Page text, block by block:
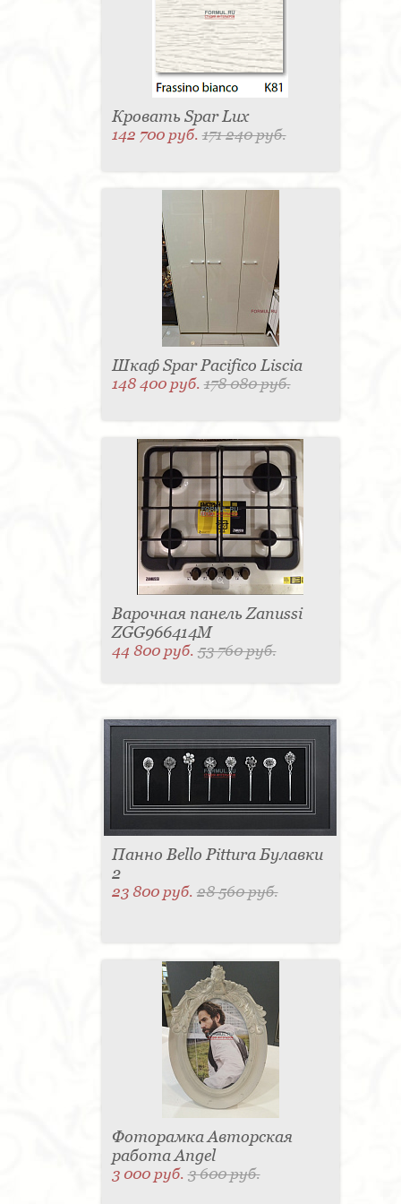
Панель настенная для TV - 4
Кассетница - 3 Держатель для
туалетной бумаги - 3Поднос - 3
Пантограф - 3Мыльница - 3Раковина - 3
Кухня - 2Стиральная машина - 2
Туалетный столик - 2Тумба - 2
Карниз для штор - 2
Газетница - 2
Крючок - 2Полотенцесушитель - 2
Розетка - 2Игрушка - 1Игрушка - 1
ресепшен - 1
Морозильная камера - 1
Выдвижная система - 1
Игрушка - 1 Игрушка - 1
Держатель для одежды - 1
Бутылочница - 1
Ширма - 1
Микроволновая печь - 1 Кондиционер - 1
Душевая кабина - 1
Буфет - 1
Игрушка - 1
Игрушка - 1
Игрушка - 1
Игрушка - 1
Подогреватель посуды - 1
Игрушка - 1
Кровать Spar Lux
142 700 руб.171 240 руб.
Шкаф Spar Pacifico Liscia
148 400 руб.178 080 руб.
Варочная панель Zanussi
ZGG966414M
44 800 руб.53 760 руб.
Панно Bello Pittura Булавки
2
23 800 руб.28 560 руб.
Фоторамка Авторская
работа Angel
3 000 руб.3 600 руб.